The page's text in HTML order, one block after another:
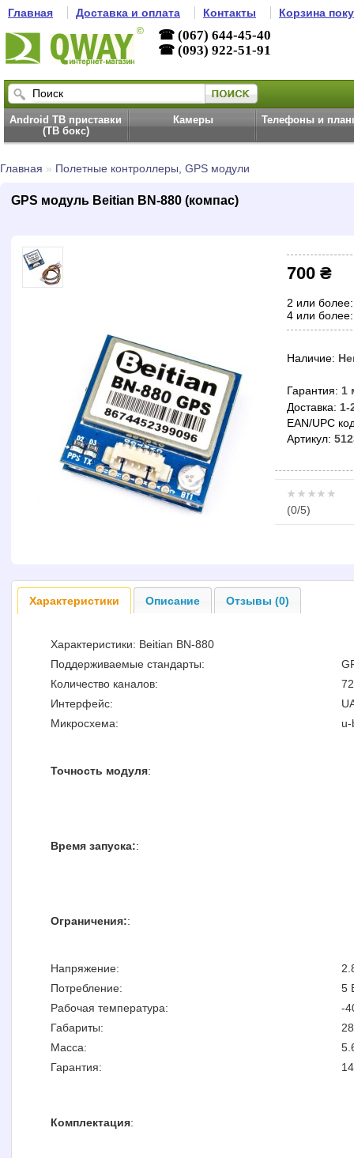
Главная Доставка и оплата Контакты Корзина
☎ (067) 644-45-40
☎ (093) 922-51-91
Android ТВ приставки
(ТВ бокс)
Камеры Телефоны и
Главная » Полетные контроллеры, GPS модули
GPS модуль Beitian BN-880 (компас)
700 ₴
2 или
4 или
Наличие:
Гарантия: 1
Доставка: 1-
EAN/UPC
Артикул:
(0/5)
Характеристики Описание Отзывы (0)
Характеристики: Beitian BN-880
Поддерживаемые стандарты:
Количество каналов:
72
Интерфейс:
Микросхема:
Точность модуля:
Время запуска::
Ограничения::
Напряжение:
Потребление:
5
Рабочая температура:
-
Габариты:
Масса:
Гарантия:
Комплектация: